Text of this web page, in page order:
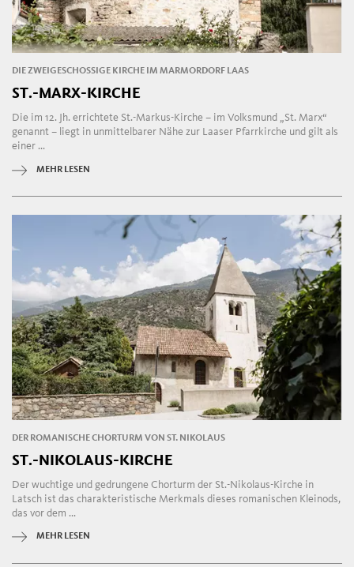
DIE ZWEIGESCHOSSIGE KIRCHE IM MARMORDORF LAAS
ST.-MARX-KIRCHE
Die im 12. Jh. errichtete St.-Markus-Kirche – im Volksmund „St. Marx“
genannt – liegt in unmittelbarer Nähe zur Laaser Pfarrkirche und gilt als
einer ...
MEHR LESEN
DER ROMANISCHE CHORTURM VON ST. NIKOLAUS
ST.-NIKOLAUS-KIRCHE
Der wuchtige und gedrungene Chorturm der St.-Nikolaus-Kirche in
Latsch ist das charakteristische Merkmals dieses romanischen Kleinods,
das vor dem ...
MEHR LESEN